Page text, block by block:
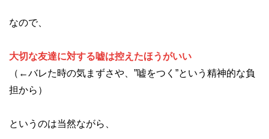
なので、
大切な友達に対する嘘は控えたほうがいい
（←バレた時の気まずさや、”嘘をつく”という精神的な負
担から）
というのは当然ながら、